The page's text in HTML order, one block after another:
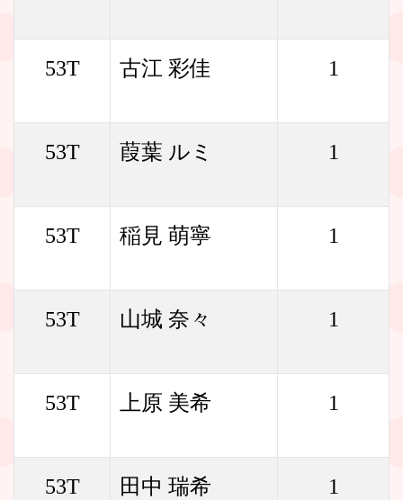
53T 古江 彩佳 1
53T 葭葉 ルミ 1
53T 稲見 萌寧 1
53T 山城 奈々 1
53T 上原 美希 1
53T 田中 瑞希 1